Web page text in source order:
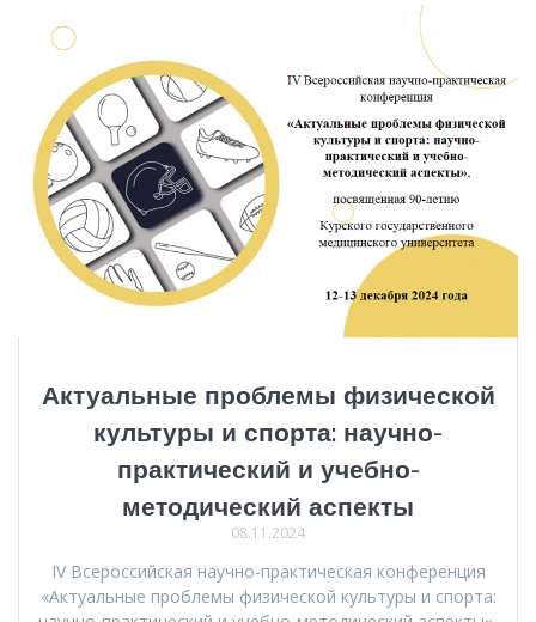
Актуальные проблемы физической
культуры и спорта: научно-
практический и учебно-
методический аспекты
08.11.2024
IV Всероссийская научно-практическая конференция
«Актуальные проблемы физической культуры и спорта: